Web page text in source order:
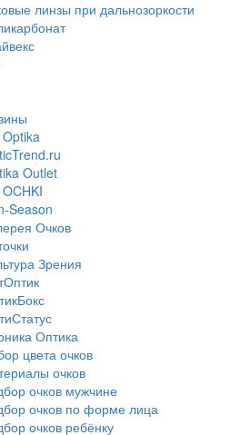
линзы при дальнозоркости
Outlet
Season
Очков
Зрения
Оптика
цвета очков
очков
очков мужчине
очков по форме лица
очков ребёнку